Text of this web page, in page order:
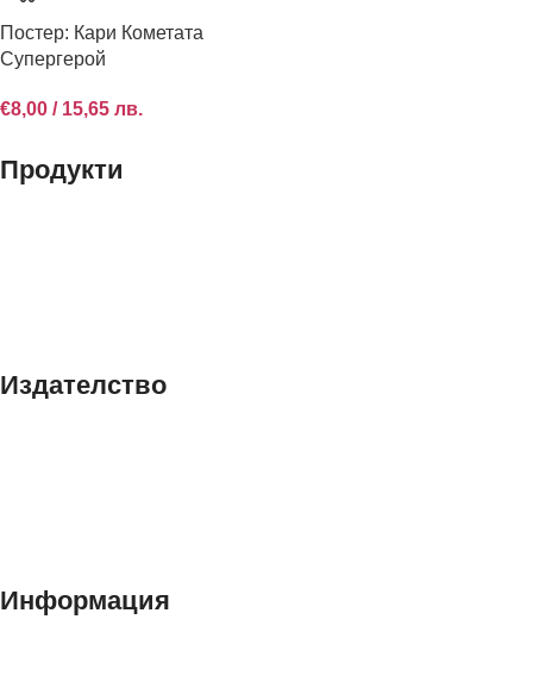
Постер: Кари Кометата
Супергерой
€8,00 / 15,65 лв.
Продукти
Издателство
Информация